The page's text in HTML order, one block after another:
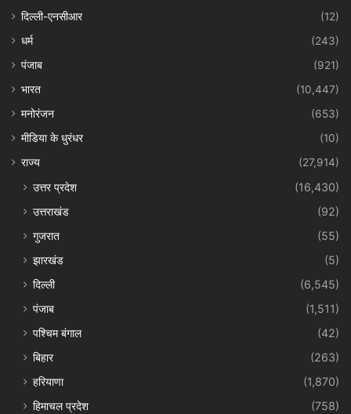
दिल्ली-एनसीआर
(12)
धर्म
(243)
पंजाब
(921)
भारत
(10,447)
मनोरंजन
(653)
मीडिया के धुरंधर
(10)
राज्य
(27,914)
उत्तर प्रदेश
(16,430)
उत्तराखंड
(92)
गुजरात
(55)
झारखंड
(5)
दिल्ली
(6,545)
पंजाब
(1,511)
पश्चिम बंगाल
(42)
बिहार
(263)
हरियाणा
(1,870)
हिमाचल प्रदेश
(758)